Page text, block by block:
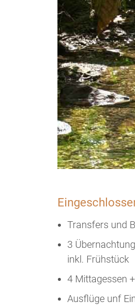
Transfers und
3
inkl. Frühstück
4 Mittagessen
Ausflüge unf